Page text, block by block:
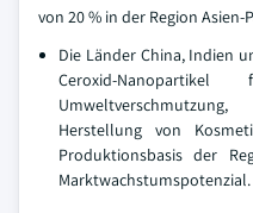
von 20 % in der Region Asien-
Die Länder China, Indien
Ceroxid-
Herstellung von
Produktionsbasis der
Marktwachstumspotenzial.